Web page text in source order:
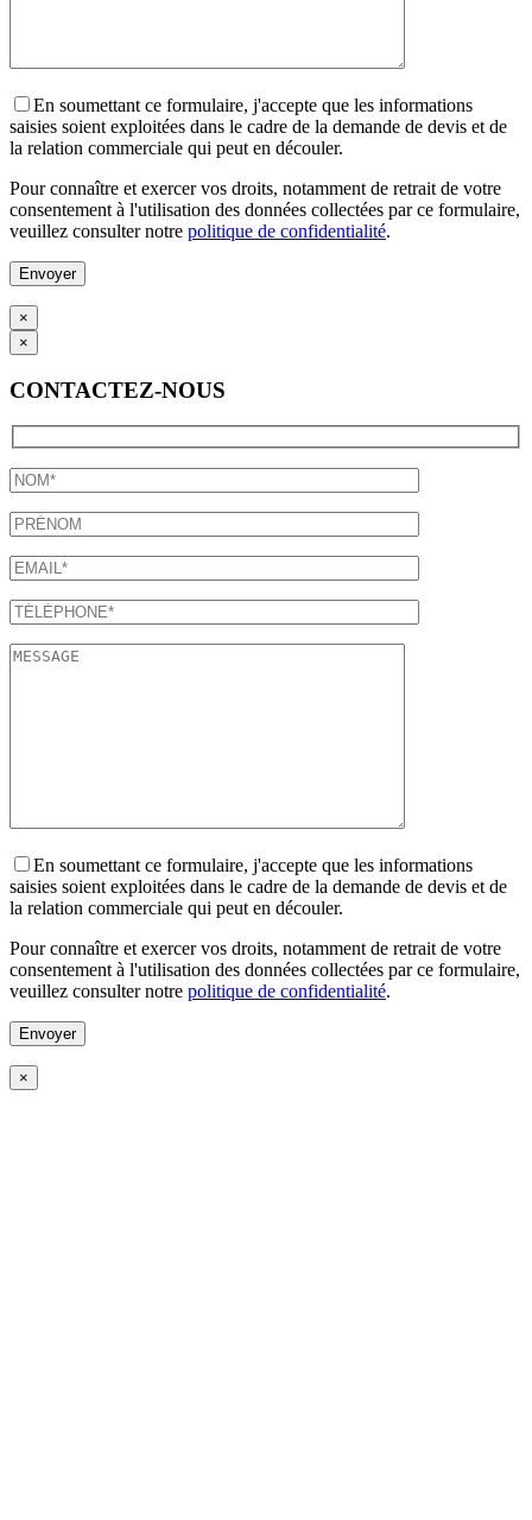
En soumettant ce formulaire, j'accepte que les informations
saisies soient exploitées dans le cadre de la demande de devis et de
la relation commerciale qui peut en découler.
Pour connaître et exercer vos droits, notamment de retrait de votre
consentement à l'utilisation des données collectées par ce formulaire,
veuillez consulter notre politique de confidentialité.
×
×
CONTACTEZ-NOUS
En soumettant ce formulaire, j'accepte que les informations
saisies soient exploitées dans le cadre de la demande de devis et de
la relation commerciale qui peut en découler.
Pour connaître et exercer vos droits, notamment de retrait de votre
consentement à l'utilisation des données collectées par ce formulaire,
veuillez consulter notre politique de confidentialité.
×